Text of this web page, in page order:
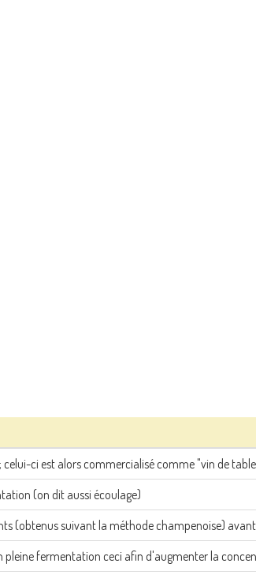
; celui-ci est alors commercialisé comme "vin de
(on dit aussi écoulage)
(obtenus suivant la méthode champenoise)
pleine fermentation ceci afin d'augmenter la